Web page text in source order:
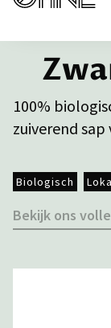
100%
zuiverend sap
Biologisch
Bekijk ons